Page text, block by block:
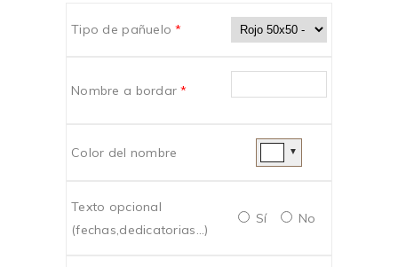
Tipo de pañuelo*
Nombre a bordar*
Color del nombre ▼
Texto opcional
(fechas,dedicatorias...)
Sí No